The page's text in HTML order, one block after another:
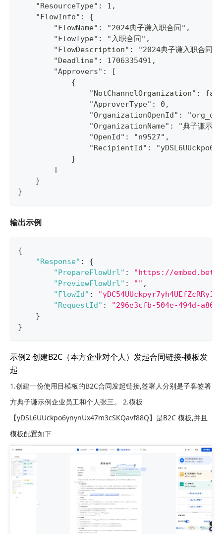
    "ResourceType": 1,
    "FlowInfo": {
        "FlowName": "2024典子谦入职合同",
        "FlowType": "入职合同",
        "FlowDescription": "2024典子谦入职合同",
        "Deadline": 1706335491,
        "Approvers": [
            {
"NotChannelOrganization":
                "ApproverType": 0,
"OrganizationOpenId":
"OrganizationName": "典子谦示例
                "OpenId": "n9527",
"RecipientId":
            }
        ]
    }
}
输出示例
{
"Response" :
{
"PrepareFlowUrl" :
"https://
"PreviewFlowUrl" : "" ,
"FlowId" :
"RequestId" :
"296e3cfb-504e-494d-
}
}
示例2 创建B2C（本方企业对个人）发起合同链接-模板发
起
1.创建一份使用目模板的B2C合同发起链接,签署人分别是子客签署
方典子谦示例企业员工和个人张三。 2.模板
【yDSL6UUckpo6ynynUx47m3cSKQavf88Q】是B2C 模板,并且
模板配置如下